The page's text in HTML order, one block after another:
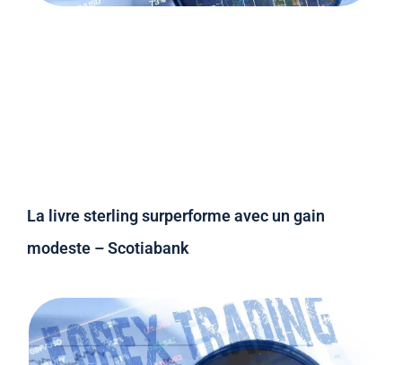
La livre sterling surperforme avec un gain
modeste – Scotiabank